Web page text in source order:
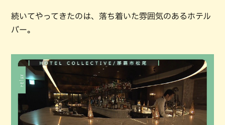
続いてやってきたのは、落ち着いた雰囲気のあるホテル
バー。